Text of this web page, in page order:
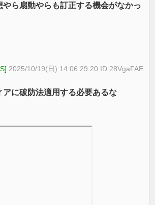
やら扇動やらも訂正する機会がなかっ
2025/10/19(日) 14:06:29.20 ID:28VgaFAE
アに破防法適用する必要あるな